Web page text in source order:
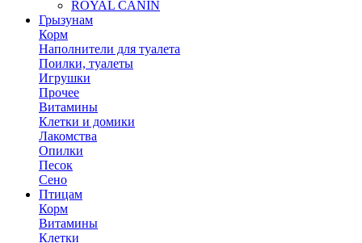
ROYAL CANIN
Грызунам
Корм
Наполнители для туалета
Поилки, туалеты
Игрушки
Прочее
Витамины
Клетки и домики
Лакомства
Опилки
Песок
Сено
Птицам
Корм
Витамины
Клетки